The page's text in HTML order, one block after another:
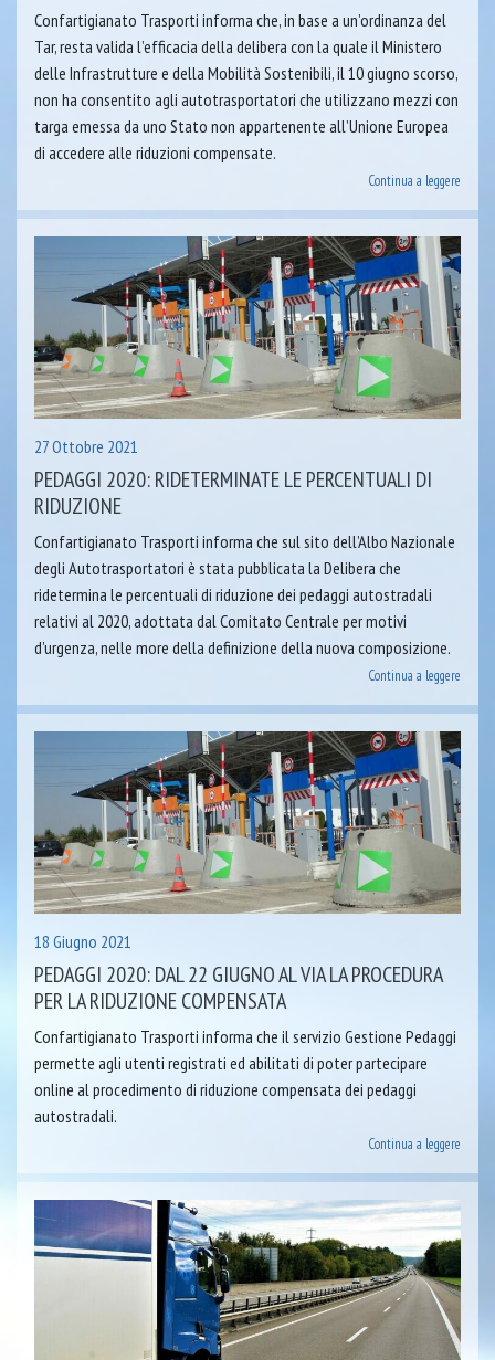
Confartigianato Trasporti informa che, in base a un’ordinanza del
Tar, resta valida l’efficacia della delibera con la quale il Ministero
delle Infrastrutture e della Mobilità Sostenibili, il 10 giugno scorso,
non ha consentito agli autotrasportatori che utilizzano mezzi con
targa emessa da uno Stato non appartenente all’Unione Europea
di accedere alle riduzioni compensate.
Continua a leggere
27 Ottobre 2021
PEDAGGI 2020: RIDETERMINATE LE PERCENTUALI DI
RIDUZIONE
Confartigianato Trasporti informa che sul sito dell’Albo Nazionale
degli Autotrasportatori è stata pubblicata la Delibera che
ridetermina le percentuali di riduzione dei pedaggi autostradali
relativi al 2020, adottata dal Comitato Centrale per motivi
d’urgenza, nelle more della definizione della nuova composizione.
Continua a leggere
18 Giugno 2021
PEDAGGI 2020: DAL 22 GIUGNO AL VIA LA PROCEDURA
PER LA RIDUZIONE COMPENSATA
Confartigianato Trasporti informa che il servizio Gestione Pedaggi
permette agli utenti registrati ed abilitati di poter partecipare
online al procedimento di riduzione compensata dei pedaggi
autostradali.
Continua a leggere